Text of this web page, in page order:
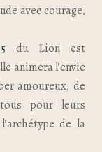
avec courage,
du Lion est
animera l’envie
amoureux, de
pour leurs
de la